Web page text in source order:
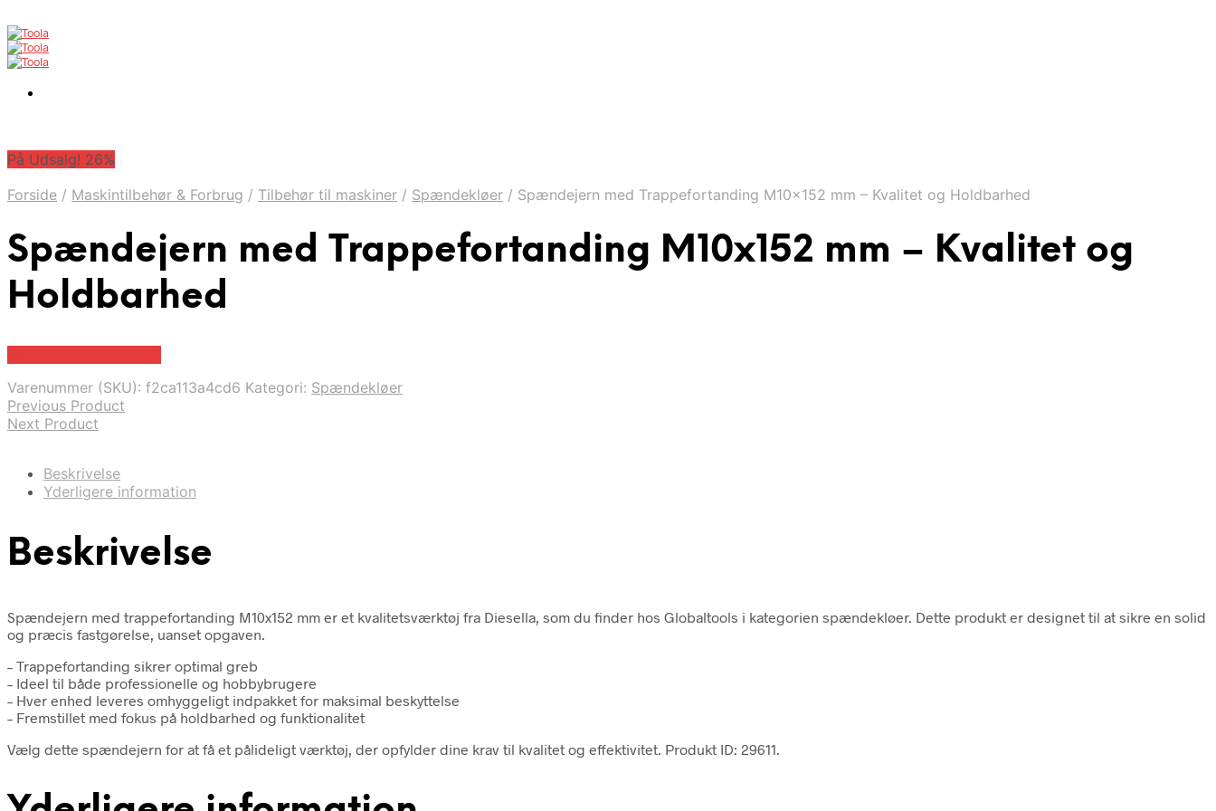
På Udsalg! 26%
Forside / Maskintilbehør & Forbrug / Tilbehør til maskiner / Spændekløer / Spændejern med Trappefortanding M10x152 mm – Kvalitet og Holdbarhed
Spændejern med Trappefortanding M10x152 mm – Kvalitet og
Holdbarhed
Varenummer (SKU): f2ca113a4cd6 Kategori: Spændekløer
Previous Product
Next Product
Beskrivelse
Yderligere information
Beskrivelse
Spændejern med trappefortanding M10x152 mm er et kvalitetsværktøj fra Diesella, som du finder hos Globaltools i kategorien spændekløer. Dette produkt er designet til at sikre en solid
og præcis fastgørelse, uanset opgaven.
– Trappefortanding sikrer optimal greb
– Ideel til både professionelle og hobbybrugere
– Hver enhed leveres omhyggeligt indpakket for maksimal beskyttelse
– Fremstillet med fokus på holdbarhed og funktionalitet
Vælg dette spændejern for at få et pålideligt værktøj, der opfylder dine krav til kvalitet og effektivitet. Produkt ID: 29611.